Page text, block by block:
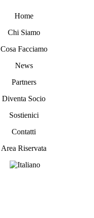
Home
Chi Siamo
Cosa Facciamo
News
Partners
Diventa Socio
Sostienici
Contatti
Area Riservata